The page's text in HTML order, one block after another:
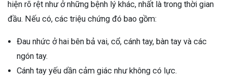
hiện rõ rệt như ở những bệnh lý khác, nhất là trong thời gian
đầu. Nếu có, các triệu chứng đó bao gồm:
Đau nhức ở hai bên bả vai, cổ, cánh tay, bàn tay và các
ngón tay.
Cánh tay yếu dần cảm giác như không có lực.